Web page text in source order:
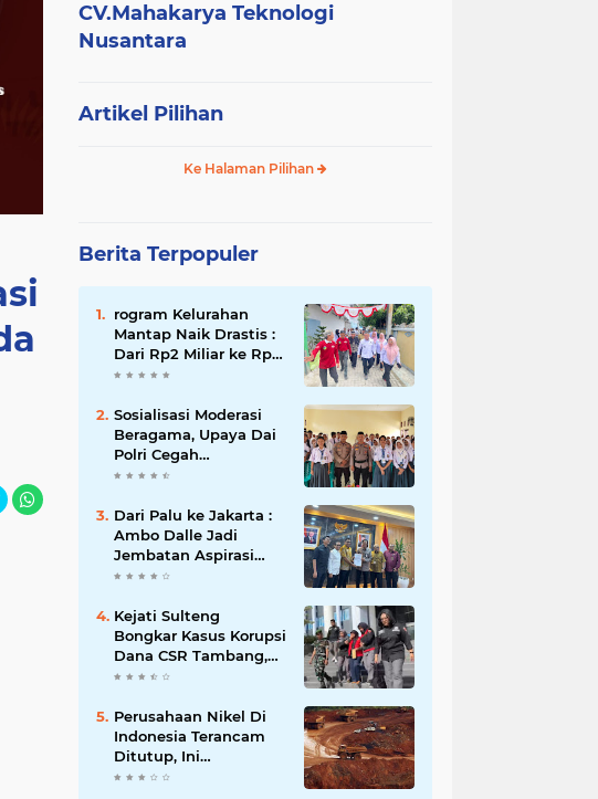
CV.Mahakarya Teknologi
Nusantara
Artikel Pilihan
Ke Halaman Pilihan
Berita Terpopuler
rogram Kelurahan
Mantap Naik Drastis :
Dari Rp2 Miliar ke Rp5
Miliar, Tiap Kelurahan
Juta
Sosialisasi Moderasi
Beragama, Upaya Dai
Polri Cegah
Radikalisme di
Dari Palu ke Jakarta :
Ambo Dalle Jadi
Jembatan Aspirasi
Mahasiswa untuk Presiden
Kejati Sulteng
Bongkar Kasus Korupsi
Dana CSR Tambang,
Sekdes Tamainusi Ikut
Perusahaan Nikel Di
Indonesia Terancam
Ditutup, Ini
Pernyataan Luhut